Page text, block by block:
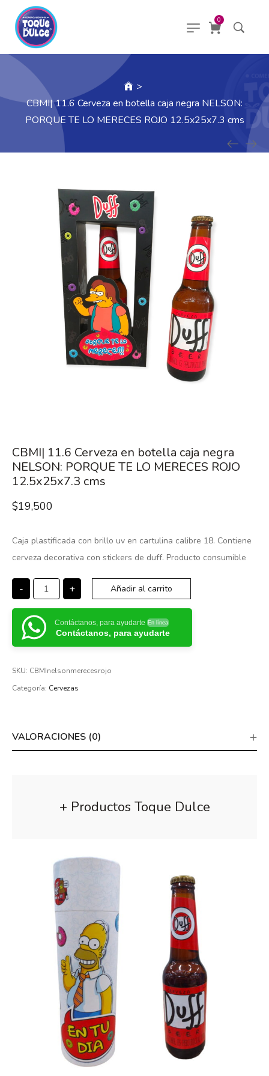
0
>
CBMI| 11.6 Cerveza en botella caja negra NELSON:
PORQUE TE LO MERECES ROJO 12.5x25x7.3 cms
CBMI| 11.6 Cerveza en botella caja negra
NELSON: PORQUE TE LO MERECES ROJO
12.5x25x7.3 cms
$19,500
Caja plastificada con brillo uv en cartulina calibre 18. Contiene
cerveza decorativa con stickers de duff. Producto consumible
- + Añadir al carrito
Contáctanos, para ayudarte En línea
Contáctanos, para ayudarte
SKU: CBMInelsonmerecesrojo
Categoría: Cervezas
VALORACIONES (0)
+ Productos Toque Dulce